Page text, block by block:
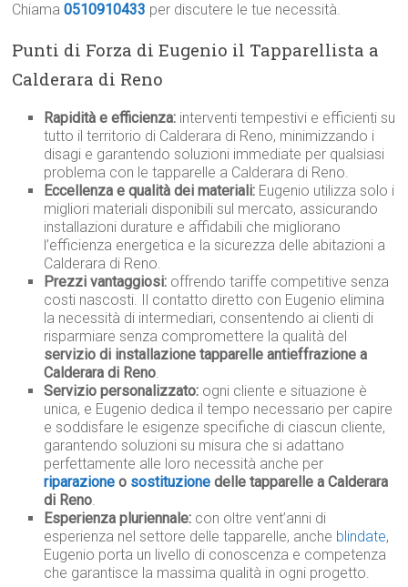
Chiama0510910433 per discutere le tue necessità.
Punti di Forza di Eugenio il Tapparellista a
Calderara di Reno
Rapidità e efficienza: interventi tempestivi e efficienti su
tutto il territorio di Calderara di Reno, minimizzando i
disagi e garantendo soluzioni immediate per qualsiasi
problema con le tapparelle a Calderara di Reno.
Eccellenza e qualità dei materiali: Eugenio utilizza solo i
migliori materiali disponibili sul mercato, assicurando
installazioni durature e affidabili che migliorano
l’efficienza energetica e la sicurezza delle abitazioni a
Calderara di Reno.
Prezzi vantaggiosi: offrendo tariffe competitive senza
costi nascosti. Il contatto diretto con Eugenio elimina
la necessità di intermediari, consentendo ai clienti di
risparmiare senza compromettere la qualità del
servizio di installazione tapparelle antieffrazione a
Calderara di Reno.
Servizio personalizzato: ogni cliente e situazione è
unica, e Eugenio dedica il tempo necessario per capire
e soddisfare le esigenze specifiche di ciascun cliente,
garantendo soluzioni su misura che si adattano
perfettamente alle loro necessità anche per
riparazione o sostituzione delle tapparelle a Calderara
di Reno.
Esperienza pluriennale: con oltre vent’anni di
esperienza nel settore delle tapparelle, anche blindate,
Eugenio porta un livello di conoscenza e competenza
che garantisce la massima qualità in ogni progetto.